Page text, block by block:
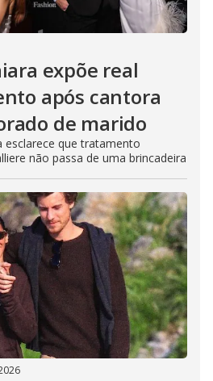
expõe real
após cantora
de marido
esclarece que tratamento
não passa de uma brincadeira